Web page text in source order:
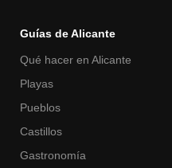
Guías de Alicante
Qué hacer en Alicante
Playas
Pueblos
Castillos
Gastronomía